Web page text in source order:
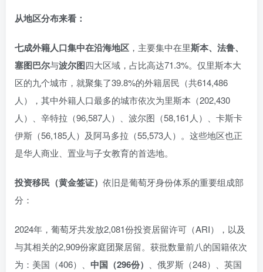
从地区分布来看：
七成外籍人口集中在沿海地区 ，主要集中在里斯本、法鲁、
塞图巴尔与波尔图四大区域，占比高达71.3%。仅里斯本大
区的九个城市，就聚集了39.8%的外籍居民（共614,486
人），其中外籍人口最多的城市依次为里斯本（202,430
人）、辛特拉（96,587人）、波尔图（58,161人）、卡斯卡
伊斯（56,185人）及阿马多拉（55,573人）。这些地区也正
是华人商业、置业与子女教育的首选地。
投资移民（黄金签证） 依旧是葡萄牙身份体系的重要组成部
分：
2024年，葡萄牙共发放2,081份投资居留许可（ARI），以及
与其相关的2,909份家庭团聚居留。获批数量前八的国籍依次
为：美国（406）、 中国（296份）
、俄罗斯（248）、英国